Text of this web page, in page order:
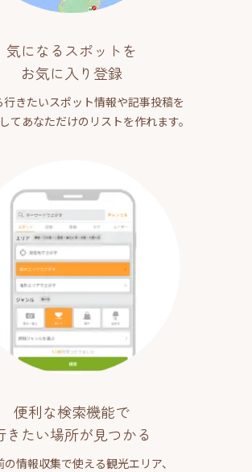
気になるスポットを
お気に入り登録
行きたいスポット情報や記事投稿を
てあなただけのリストを作れます。
便利な検索機能で
きたい場所が見つかる
の情報収集で使える観光エリア、